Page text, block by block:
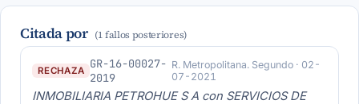
Citada por (1 fallos posteriores)
RECHAZA GR-16-00027-
2019
R. Metropolitana. Segundo · 02-
07-2021
INMOBILIARIA PETROHUE S A con SERVICIOS DE